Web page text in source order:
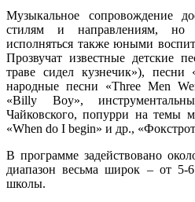
Музыкальное сопровождение
стилям и направлениям, но
исполняться также юными
Прозвучат известные детские
траве сидел кузнечик»), песни
народные песни «Three Men
«Billy Boy»,
Чайковского, попурри на темы
«When do I begin» и др.,
В программе задействовано
диапазон весьма широк – от 5-
школы.